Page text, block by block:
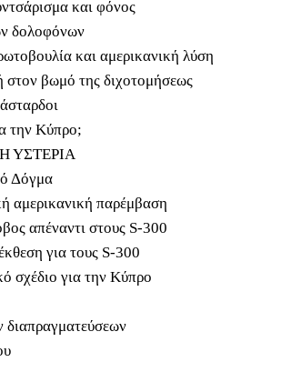
και φόνος
δολοφόνων
και αμερικανική λύση
στον βωμό της διχοτομήσεως
την Κύπρο;
ΥΣΤΕΡΙΑ
Δόγμα
αμερικανική παρέμβαση
απέναντι στους S-300
για τους S-300
σχέδιο για την Κύπρο
διαπραγματεύσεων